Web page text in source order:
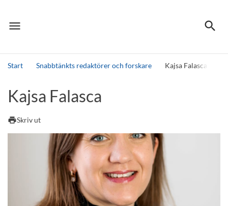
menu
Meny search
Sök
Start Snabbtänkts redaktörer och forskare Kajsa Falasca
Kajsa Falasca
printSkriv ut